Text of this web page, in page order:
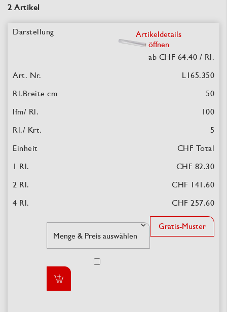
2 Artikel
Artikeldetails
öffnen
ab CHF 64.40 / Rl.
L165.350
50
100
5
CHF Total
CHF 82.30
CHF 141.60
CHF 257.60
Gratis-Muster